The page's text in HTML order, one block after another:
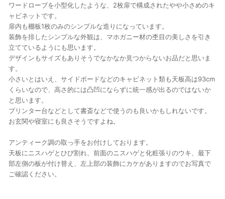
ワードローブを小型化したような、2枚扉で構成されたやや小さめのキ
ャビネットです。
扉内も棚板1枚のみのシンプルな造りになっています。
装飾を排したシンプルな外観は、マホガニー材の杢目の美しさを引き
立てているようにも思います。
デザインもサイズもありそうでなかなか見つからないお品だと思いま
す。
小さいとはいえ、サイドボードなどのキャビネット類も天板高は93cm
くらいなので、高さ的には凸凹にならずに統一感が出るのではないか
と思います。
プリンター台などとして書斎などで使うのも良いかもしれないです。
お玄関や寝室にも良さそうですよね。
アンティーク調の取っ手をお付けしております。
天板にニスハゲとひび割れ、前面のニスハゲと化粧張りのウキ、最下
部左側の板が付け替え、左上部の装飾にカケがありますのでお写真で
ご確認ください。